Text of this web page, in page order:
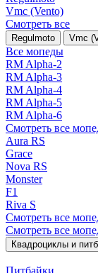
Vmc (Vento)
Смотреть все
Regulmoto Vmc
Все мопеды
RM Alpha-2
RM Alpha-3
RM Alpha-4
RM Alpha-5
RM Alpha-6
Смотреть все
Aura RS
Grace
Nova RS
Monster
F1
Riva S
Смотреть все
Смотреть все
Квадроциклы и